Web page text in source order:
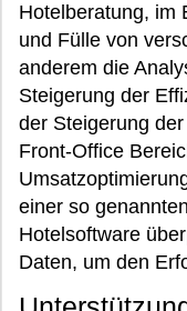
Hotelberatung, im
und Fülle von
anderem die
Steigerung der
der Steigerung
Front-Office
einer so
Hotelsoftware
Daten, um den